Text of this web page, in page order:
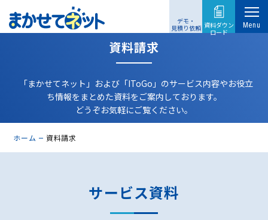
デモ・
見積り依頼 資料ダウン
ロード
Menu
資料請求
「まかせてネット」および「IToGo」のサービス内容やお役立
ち情報をまとめた資料をご案内しております。
どうぞお気軽にご覧ください。
ホーム 資料請求
サービス資料